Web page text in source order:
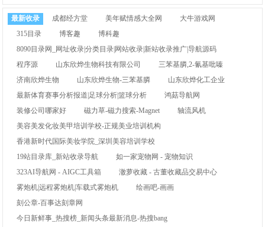
最新收录 成都经方堂 美年赋情感大全网
大牛游戏网
315目录
博客趣
博科趣
8090目录网_网址收录|分类目录|网站收录|新站收录推广|导航源码
程序源
山东欣烨生物科技有限公司
三苯基膦,2-氰基吡嗪
济南欣烨生物
山东欣烨生物-三苯基膦
山东欣烨化工企业
最新体育赛事分析报道|足球分析|篮球分析
鸿菇导航网
装修公司哪家好
磁力草-磁力搜索-Magnet
轴流风机
美容美发化妆美甲培训学校-正规美业培训机构
香港新时代国际美妆学院_深圳美容培训学校
19站目录库_新站收录导航
如一家宠物网 - 宠物知识
323AI导航网 - AIGC工具箱
澈萝收藏 - 古董收藏品交易中心
雾炮机|远程雾炮机|车载式雾炮机
绘画吧-画画
刻公章-百事达刻章网
今日新鲜事_热搜榜_新闻头条最新消息-热搜bang